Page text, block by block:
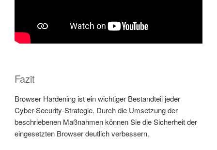
Fazit
Browser Hardening ist ein wichtiger Bestandteil jeder
Cyber-Security-Strategie. Durch die Umsetzung der
beschriebenen Maßnahmen können Sie die Sicherheit der
eingesetzten Browser deutlich verbessern.